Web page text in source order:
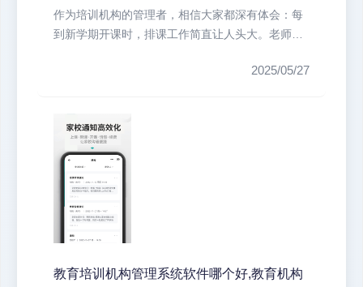
作为培训机构的管理者，相信大家都深有体会：每
到新学期开课时，排课工作简直让人头大。老师时
2025/05/27
教育培训机构管理系统软件哪个好,教育机构